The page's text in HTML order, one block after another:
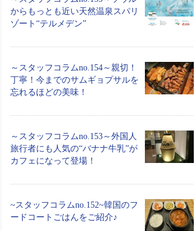
からもっとも近い天然温泉スパリ
ゾート“テルメデン”
～スタッフコラムno.154～親切！
丁寧！今までのサムギョプサルを
忘れるほどの美味！
～スタッフコラムno.153～外国人
旅行者にも人気の“バナナ牛乳”が
カフェになって登場！
~スタッフコラムno.152~韓国のフ
ードコートごはんをご紹介♪